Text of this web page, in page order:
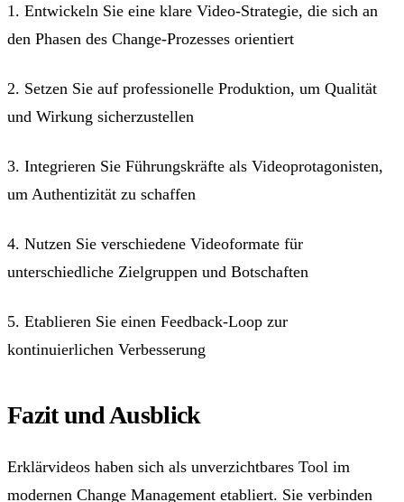
1. Entwickeln Sie eine klare Video-Strategie, die sich an
den Phasen des Change-Prozesses orientiert
2. Setzen Sie auf professionelle Produktion, um Qualität
und Wirkung sicherzustellen
3. Integrieren Sie Führungskräfte als Videoprotagonisten,
um Authentizität zu schaffen
4. Nutzen Sie verschiedene Videoformate für
unterschiedliche Zielgruppen und Botschaften
5. Etablieren Sie einen Feedback-Loop zur
kontinuierlichen Verbesserung
Fazit und Ausblick
Erklärvideos haben sich als unverzichtbares Tool im
modernen Change Management etabliert. Sie verbinden